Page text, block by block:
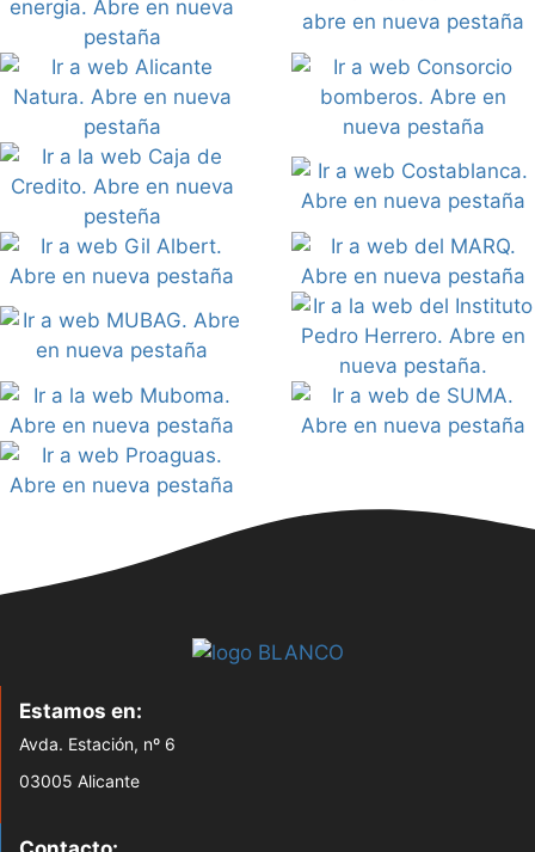
Estamos en:
Avda. Estación, nº 6
03005 Alicante